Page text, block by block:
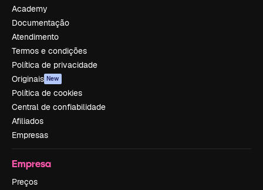
Academy
Documentação
Atendimento
Termos e condições
Política de privacidade
Originais New
Política de cookies
Central de confiabilidade
Afiliados
Empresas
Empresa
Preços